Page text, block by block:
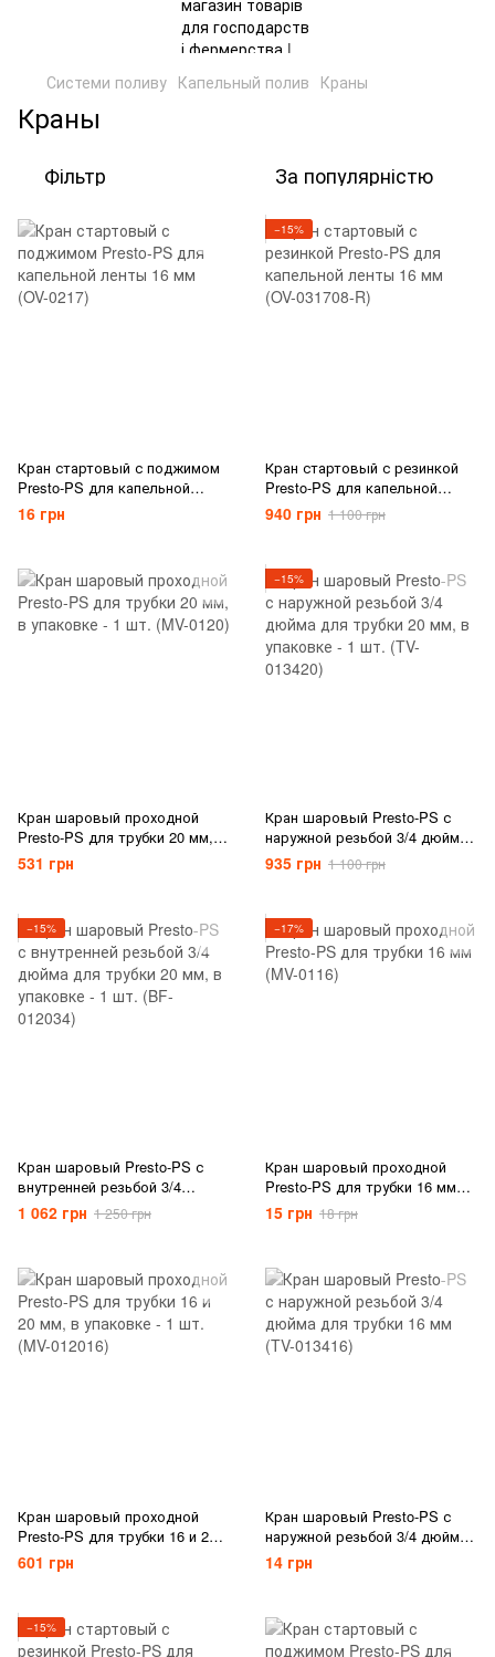
Системи поливу Капельный полив Краны
Краны
Фільтр За популярністю
Кран стартовый с поджимом
Presto-PS для капельной
ленты 16 мм (OV-0217)
16 грн
−15%
Кран стартовый с резинкой
Presto-PS для капельной
ленты 16 мм (OV-031708-R)
940 грн 1 100 грн
Кран шаровый проходной
Presto-PS для трубки 20 мм, в
упаковке - 1 шт. (MV-0120)
531 грн
−15%
Кран шаровый Presto-PS с
наружной резьбой 3/4 дюйма
для трубки 20 мм, в упаковке
- 1 шт. (TV-013420)
935 грн 1 100 грн
−15%
Кран шаровый Presto-PS с
внутренней резьбой 3/4
дюйма для трубки 20 мм, в
упаковке - 1 шт. (BF-012034)
1 062 грн 1 250 грн
−17%
Кран шаровый проходной
Presto-PS для трубки 16 мм
(MV-0116)
15 грн 18 грн
Кран шаровый проходной
Presto-PS для трубки 16 и 20
мм, в упаковке - 1 шт. (MV-
012016)
601 грн
Кран шаровый Presto-PS с
наружной резьбой 3/4 дюйма
для трубки 16 мм (TV-013416)
14 грн
−15%